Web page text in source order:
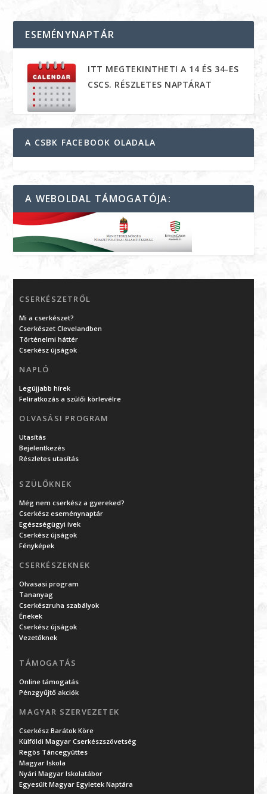
ESEMÉNYNAPTÁR
ITT MEGTEKINTHETI A 14 ÉS 34-ES
CSCS. RÉSZLETES NAPTÁRAT
A CSBK FACEBOOK OLADALA
A WEBOLDAL TÁMOGATÓJA:
CSERKÉSZETRŐL
Mi a cserkészet?
Cserkészet Clevelandben
Történelmi háttér
Cserkész újságok
NAPLÓ
Legújjabb hírek
Feliratkozás a szülői körlevélre
OLVASÁSI PROGRAM
Utasítás
Bejelentkezés
Részletes utasítás
SZÜLŐKNEK
Még nem cserkész a gyereked?
Cserkész eseménynaptár
Egészségügyi ívek
Cserkész újságok
Fényképek
CSERKÉSZEKNEK
Olvasasi program
Tananyag
Cserkészruha szabályok
Énekek
Cserkész újságok
Vezetőknek
TÁMOGATÁS
Online támogatás
Pénzgyűjtő akciók
MAGYAR SZERVEZETEK
Cserkész Barátok Köre
Külföldi Magyar Cserkészszövetség
Regös Táncegyüttes
Magyar Iskola
Nyári Magyar Iskolatábor
Egyesült Magyar Egyletek Naptára